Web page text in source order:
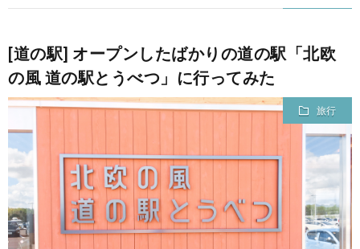
[道の駅] オープンしたばかりの道の駅「北欧
の風 道の駅とうべつ」に行ってみた
旅行